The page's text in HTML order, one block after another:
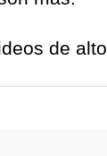
de